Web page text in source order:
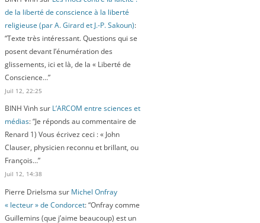
de la liberté de conscience à la liberté
religieuse (par A. Girard et J.-P. Sakoun):
“Texte très intéressant. Questions qui se
posent devant l’énumération des
glissements, ici et là, de la « Liberté de
Conscience…”
Juil 12, 22:25
BINH Vinhsur L’ARCOM entre sciences et
médias: “Je réponds au commentaire de
Renard 1) Vous écrivez ceci : « John
Clauser, physicien reconnu et brillant, ou
François…”
Juil 12, 14:38
Pierre Drielsma sur Michel Onfray
« lecteur » de Condorcet: “Onfray comme
Guillemins (que j’aime beaucoup) est un